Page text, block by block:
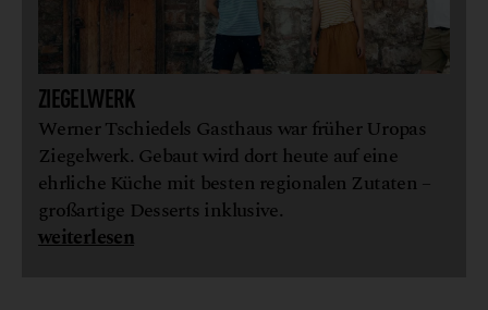
ZIEGELWERK
Werner Tschiedels Gasthaus war früher Uropas
Ziegelwerk. Gebaut wird dort heute auf eine
ehrliche Küche mit besten regionalen Zutaten –
großartige Desserts inklusive.
weiterlesen